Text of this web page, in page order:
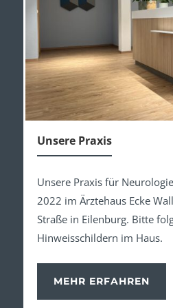
Unsere Praxis
Unsere Praxis für
2022 im Ärztehaus Ecke
Straße in Eilenburg. Bitte
Hinweisschildern im Haus.
MEHR ERFAHREN